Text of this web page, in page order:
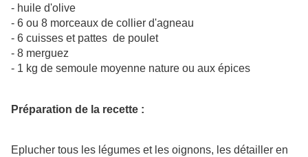
- huile d'olive
- 6 ou 8 morceaux de collier d'agneau
- 6 cuisses et pattes de poulet
- 8 merguez
- 1 kg de semoule moyenne nature ou aux épices
Préparation de la recette :
Eplucher tous les légumes et les oignons, les détailler en